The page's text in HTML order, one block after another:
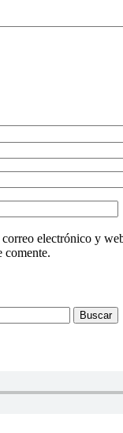
electrónico y
comente.